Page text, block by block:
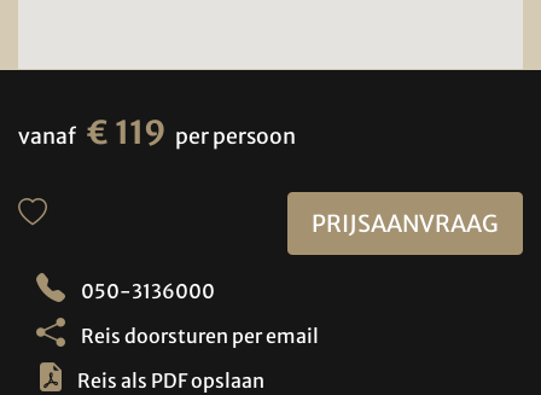
vanaf € 119 per persoon
PRIJSAANVRAAG
050-3136000
Reis doorsturen per email
Reis als PDF opslaan